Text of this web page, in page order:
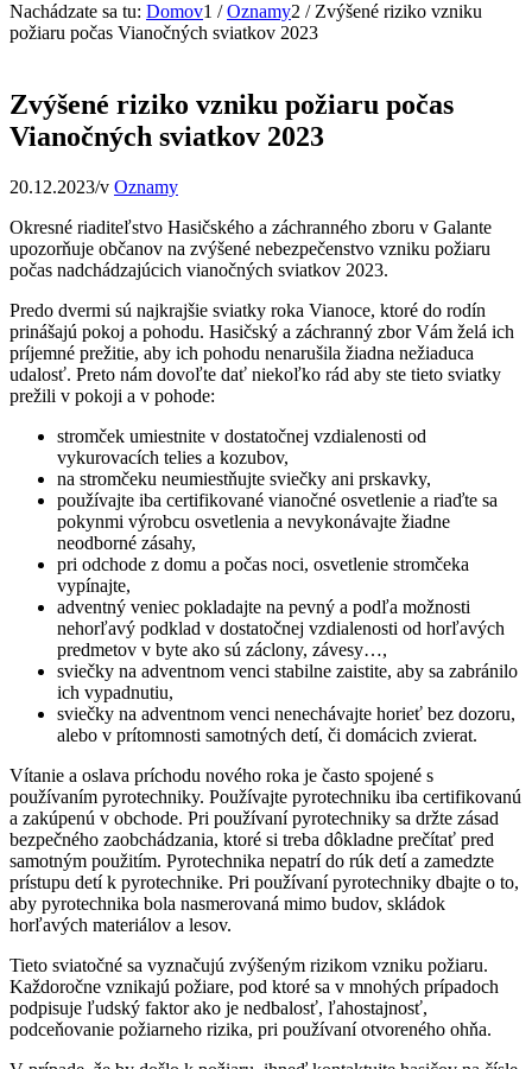
Nachádzate sa tu: Domov1 / Oznamy2 / Zvýšené riziko vzniku
požiaru počas Vianočných sviatkov 2023
Zvýšené riziko vzniku požiaru počas
Vianočných sviatkov 2023
20.12.2023/v Oznamy
Okresné riaditeľstvo Hasičského a záchranného zboru v Galante
upozorňuje občanov na zvýšené nebezpečenstvo vzniku požiaru
počas nadchádzajúcich vianočných sviatkov 2023.
Predo dvermi sú najkrajšie sviatky roka Vianoce, ktoré do rodín
prinášajú pokoj a pohodu. Hasičský a záchranný zbor Vám želá ich
príjemné prežitie, aby ich pohodu nenarušila žiadna nežiaduca
udalosť. Preto nám dovoľte dať niekoľko rád aby ste tieto sviatky
prežili v pokoji a v pohode:
stromček umiestnite v dostatočnej vzdialenosti od
vykurovacích telies a kozubov,
na stromčeku neumiestňujte sviečky ani prskavky,
používajte iba certifikované vianočné osvetlenie a riaďte sa
pokynmi výrobcu osvetlenia a nevykonávajte žiadne
neodborné zásahy,
pri odchode z domu a počas noci, osvetlenie stromčeka
vypínajte,
adventný veniec pokladajte na pevný a podľa možnosti
nehorľavý podklad v dostatočnej vzdialenosti od horľavých
predmetov v byte ako sú záclony, závesy…,
sviečky na adventnom venci stabilne zaistite, aby sa zabránilo
ich vypadnutiu,
sviečky na adventnom venci nenechávajte horieť bez dozoru,
alebo v prítomnosti samotných detí, či domácich zvierat.
Vítanie a oslava príchodu nového roka je často spojené s
používaním pyrotechniky. Používajte pyrotechniku iba certifikovanú
a zakúpenú v obchode. Pri používaní pyrotechniky sa držte zásad
bezpečného zaobchádzania, ktoré si treba dôkladne prečítať pred
samotným použitím. Pyrotechnika nepatrí do rúk detí a zamedzte
prístupu detí k pyrotechnike. Pri používaní pyrotechniky dbajte o to,
aby pyrotechnika bola nasmerovaná mimo budov, skládok
horľavých materiálov a lesov.
Tieto sviatočné sa vyznačujú zvýšeným rizikom vzniku požiaru.
Každoročne vznikajú požiare, pod ktoré sa v mnohých prípadoch
podpisuje ľudský faktor ako je nedbalosť, ľahostajnosť,
podceňovanie požiarneho rizika, pri používaní otvoreného ohňa.